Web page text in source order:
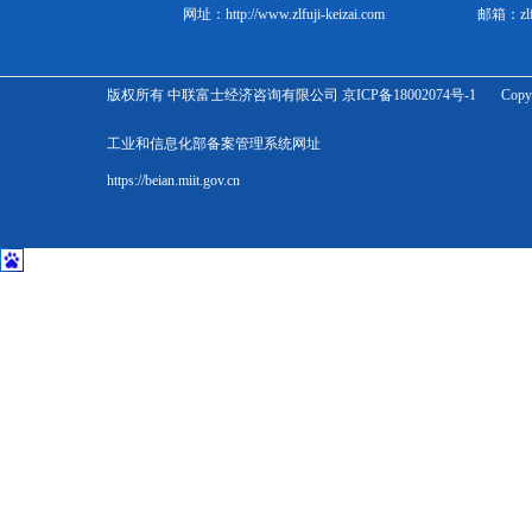
化妆品营销手册2025 年第 ...
化妆品营销手册2025 第2期
功能性化妆品营销手册2024-...
网址： http://www.zlfuji-keizai.com 邮箱：
版权所有 中联富士经济咨询有限公司 京ICP备18002074号-1
工业和信息化部备案管理系统网址
https://beian.miit.gov.cn